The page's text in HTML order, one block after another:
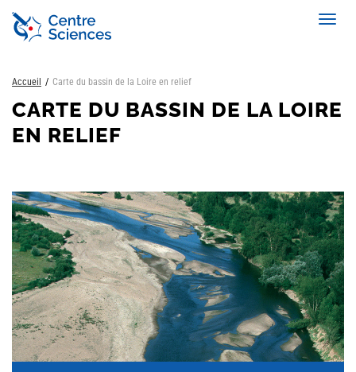
Aller
contenu
Accueil Carte du bassin de la Loire en relief
CARTE DU BASSIN DE LA LOIRE
EN RELIEF